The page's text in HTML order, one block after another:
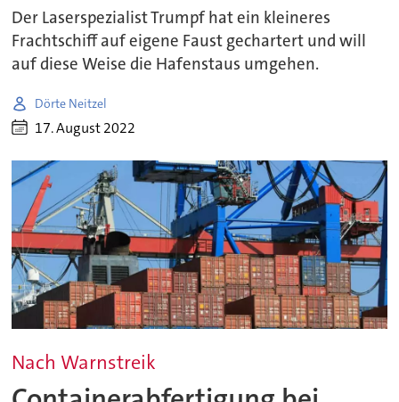
Der Laserspezialist Trumpf hat ein kleineres
Frachtschiff auf eigene Faust gechartert und will
auf diese Weise die Hafenstaus umgehen.
Dörte Neitzel
17. August 2022
Nach Warnstreik